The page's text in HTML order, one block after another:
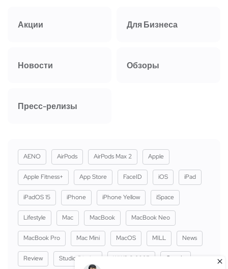
Акции Для Бизнеса
Новости Обзоры
Пресс-релизы
AENO AirPods AirPods Max 2 Apple
Apple Fitness+ App Store FaceID iOS iPad
iPadOS 15 iPhone iPhone Yellow iSpace
Lifestyle Mac MacBook MacBook Neo
MacBook Pro Mac Mini MacOS MILL News
Review Studio Display WWDC 2025 Сервіс